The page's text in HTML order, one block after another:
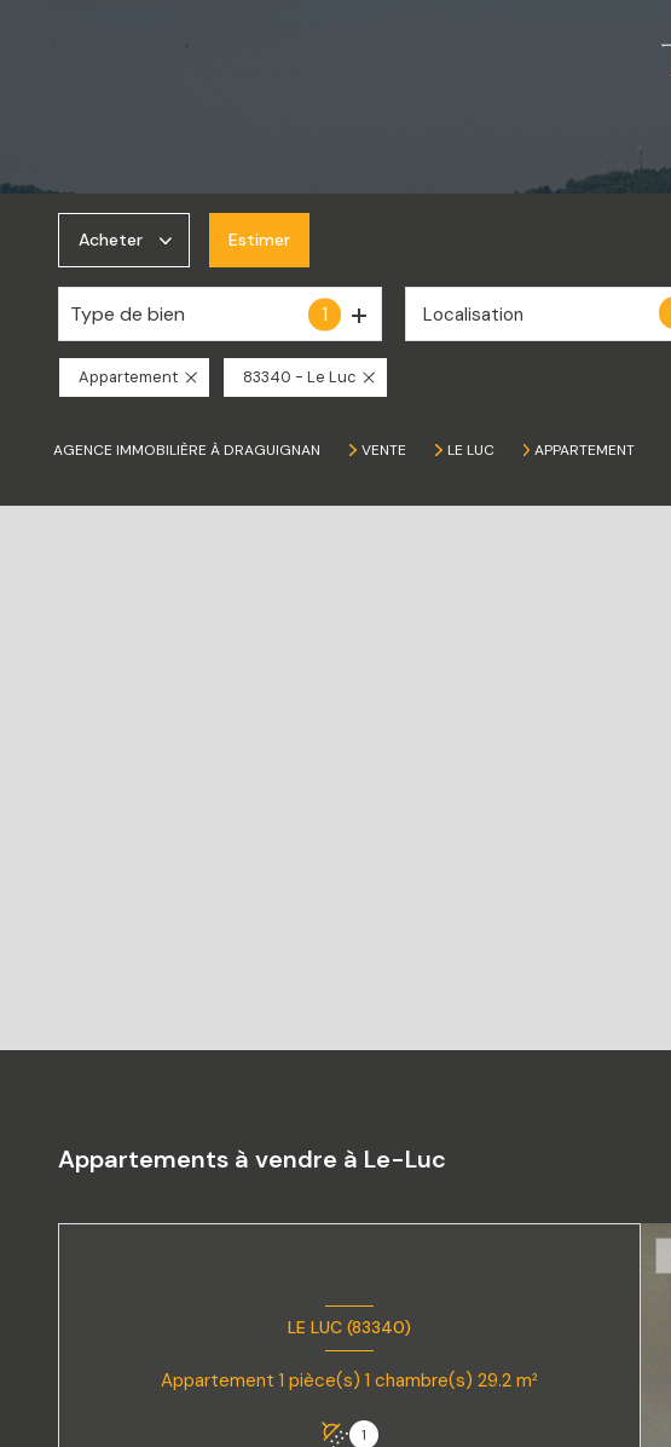
Acheter
De l'ancien
De l'immo pro
Estimer
Type de bien 1 Localisation
Appartement 83340 - Le Luc
AGENCE IMMOBILIÈRE À DRAGUIGNAN VENTE LE LUC APPARTEMENT
Appartements à vendre à Le-Luc
LE LUC (83340)
Appartement 1 pièce(s) 1 chambre(s) 29.2 m²
1